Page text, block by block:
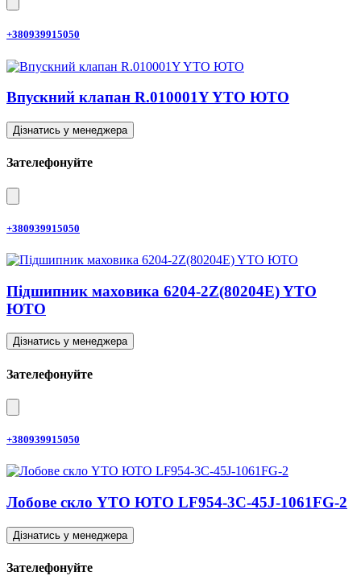
+380939915050
Впускний клапан R.010001Y YTO ЮТО
Дізнатись у менеджера
Зателефонуйте
+380939915050
Підшипник маховика 6204-2Z(80204E) YTO
ЮТО
Дізнатись у менеджера
Зателефонуйте
+380939915050
Лобове скло YTO ЮТО LF954-3C-45J-1061FG-2
Дізнатись у менеджера
Зателефонуйте